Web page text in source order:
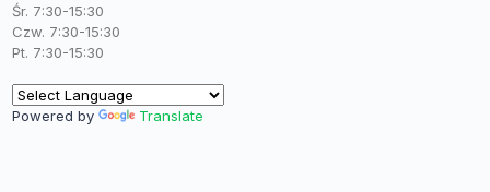
Śr. 7:30-15:30
Czw. 7:30-15:30
Pt. 7:30-15:30
Powered by Translate